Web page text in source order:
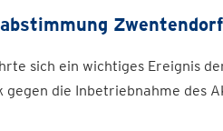
Zwentendorf
sich ein wichtiges Ereignis
gegen die Inbetriebnahme des